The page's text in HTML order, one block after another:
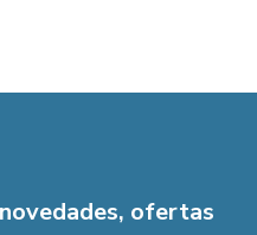
ofertas